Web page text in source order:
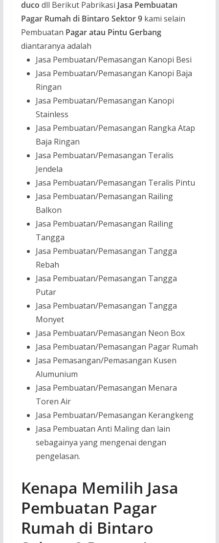
duco dll Berikut Pabrikasi Jasa Pembuatan
Pagar Rumah di Bintaro Sektor 9 kami selain
Pembuatan Pagar atau Pintu Gerbang
diantaranya adalah
Jasa Pembuatan/Pemasangan Kanopi Besi
Jasa Pembuatan/Pemasangan Kanopi Baja
Ringan
Jasa Pembuatan/Pemasangan Kanopi
Stainless
Jasa Pembuatan/Pemasangan Rangka Atap
Baja Ringan
Jasa Pembuatan/Pemasangan Teralis
Jendela
Jasa Pembuatan/Pemasangan Teralis Pintu
Jasa Pembuatan/Pemasangan Railing
Balkon
Jasa Pembuatan/Pemasangan Railing
Tangga
Jasa Pembuatan/Pemasangan Tangga
Rebah
Jasa Pembuatan/Pemasangan Tangga
Putar
Jasa Pembuatan/Pemasangan Tangga
Monyet
Jasa Pembuatan/Pemasangan Neon Box
Jasa Pembuatan/Pemasangan Pagar Rumah
Jasa Pemasangan/Pemasangan Kusen
Alumunium
Jasa Pembuatan/Pemasangan Menara
Toren Air
Jasa Pembuatan/Pemasangan Kerangkeng
Jasa Pembuatan Anti Maling dan lain
sebagainya yang mengenai dengan
pengelasan.
Kenapa Memilih Jasa
Pembuatan Pagar
Rumah di Bintaro